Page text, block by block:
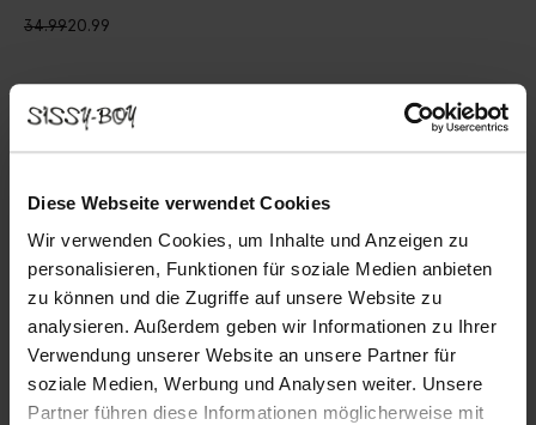
Diese Webseite verwendet Cookies
Wir verwenden Cookies, um Inhalte und Anzeigen zu
personalisieren, Funktionen für soziale Medien anbieten
zu können und die Zugriffe auf unsere Website zu
analysieren. Außerdem geben wir Informationen zu Ihrer
Verwendung unserer Website an unsere Partner für
soziale Medien, Werbung und Analysen weiter. Unsere
Partner führen diese Informationen möglicherweise mit
34.9920.99
Ausgewählte Größe: Onesize
Lieferung in: 1–2 Arbeitstagen
14 Tage Bedenkzeit
REVIEWS (1)
BESCHREIBUNG